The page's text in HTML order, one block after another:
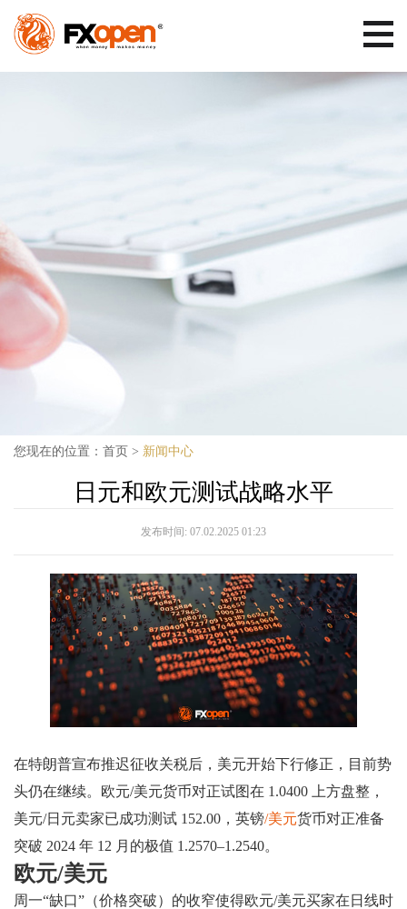
您现在的位置： 首页 > 新闻中心
日元和欧元测试战略水平
发布时间: 07.02.2025 01:23
在特朗普宣布推迟征收关税后，美元开始下行修正，目前势
头仍在继续。欧元/美元货币对正试图在 1.0400 上方盘整，
美元/日元卖家已成功测试 152.00，英镑/美元货币对正准备
突破 2024 年 12 月的极值 1.2570–1.2540。
欧元/美元
周一“缺口”（价格突破）的收窄使得欧元/美元买家在日线时